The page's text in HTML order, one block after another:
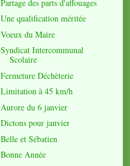
Partage des parts d'affouages
Une qualification méritée
Voeux du Maire
Syndicat Intercommunal
Scolaire
Fermeture Déchèterie
Limitation à 45 km/h
Aurore du 6 janvier
Dictons pour janvier
Belle et Sébatien
Bonne Année